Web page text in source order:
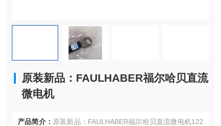
原装新品：FAULHABER福尔哈贝直流
微电机
产品简介： 原装新品：FAULHABER福尔哈贝直流微电机122